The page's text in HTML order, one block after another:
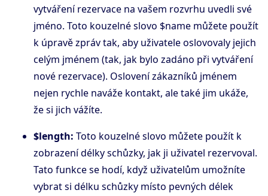
vytváření rezervace na vašem rozvrhu uvedli své
jméno. Toto kouzelné slovo $name můžete použít
k úpravě zpráv tak, aby uživatele oslovovaly jejich
celým jménem (tak, jak bylo zadáno při vytváření
nové rezervace). Oslovení zákazníků jménem
nejen rychle naváže kontakt, ale také jim ukáže,
že si jich vážíte.
$length: Toto kouzelné slovo můžete použít k
zobrazení délky schůzky, jak ji uživatel rezervoval.
Tato funkce se hodí, když uživatelům umožníte
vybrat si délku schůzky místo pevných délek